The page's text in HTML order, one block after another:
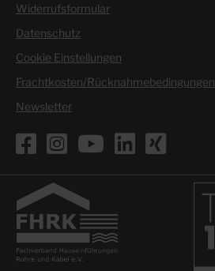
Widerrufsformular
Datenschutz
Cookie Einstellungen
Frachtkosten/Rücknahmebedingungen
Newsletter